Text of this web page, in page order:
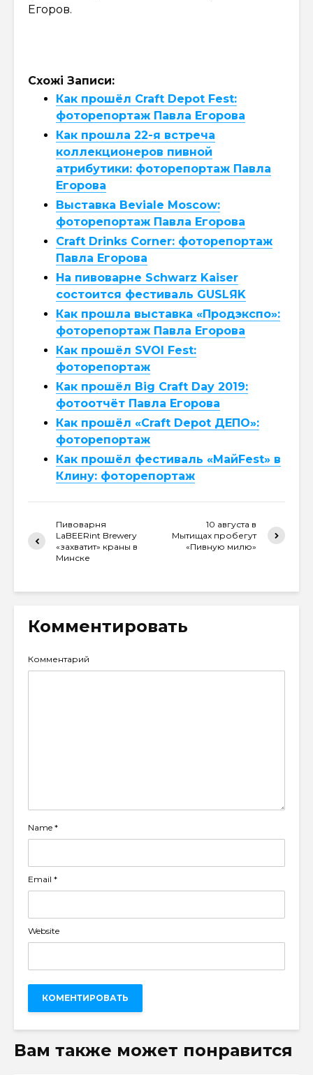
Егоров.
Схожі Записи:
Как прошёл Craft Depot Fest:
фоторепортаж Павла Егорова
Как прошла 22-я встреча
коллекционеров пивной
атрибутики: фоторепортаж Павла
Егорова
Выставка Beviale Moscow:
фоторепортаж Павла Егорова
Craft Drinks Corner: фоторепортаж
Павла Егорова
На пивоварне Schwarz Kaiser
состоится фестиваль GUSLЯK
Как прошла выставка «Продэкспо»:
фоторепортаж Павла Егорова
Как прошёл SVOI Fest:
фоторепортаж
Как прошёл Big Craft Day 2019:
фотоотчёт Павла Егорова
Как прошёл «Craft Depot ДЕПО»:
фоторепортаж
Как прошёл фестиваль «МайFest» в
Клину: фоторепортаж
Пивоварня
LaBEERint Brewery
«захватит» краны в
Минске
10 августа в
Мытищах пробегут
«Пивную милю»
Комментировать
Комментарий
Name *
Email *
Website
Вам также может понравится